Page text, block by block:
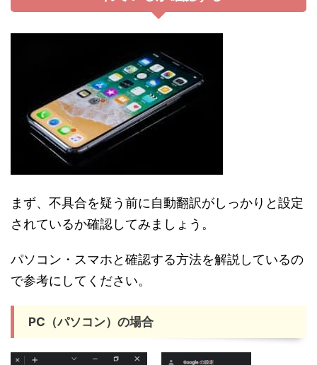
まず、不具合を疑う前に自動翻訳がしっかりと設定
されているか確認してみましょう。
パソコン・スマホと確認する方法を解説しているの
で参考にしてください。
PC（パソコン）の場合